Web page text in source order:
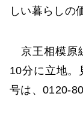
しい暮らしの
京王相模原
10分に立地。
号は、0120-